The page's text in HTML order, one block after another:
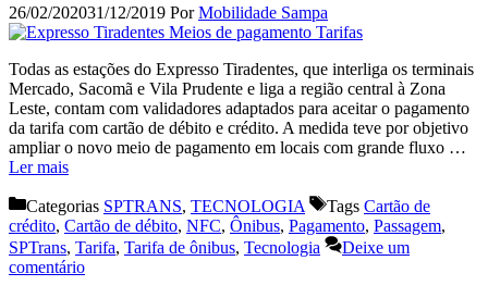
26/02/202031/12/2019 PorMobilidade Sampa
Todas as estações do Expresso Tiradentes, que interliga os terminais
Mercado, Sacomã e Vila Prudente e liga a região central à Zona
Leste, contam com validadores adaptados para aceitar o pagamento
da tarifa com cartão de débito e crédito. A medida teve por objetivo
ampliar o novo meio de pagamento em locais com grande fluxo …
Ler mais
Categorias SPTRANS, TECNOLOGIA Tags Cartão de
crédito, Cartão de débito, NFC, Ônibus, Pagamento, Passagem,
SPTrans, Tarifa, Tarifa de ônibus, Tecnologia
Deixe um
comentário